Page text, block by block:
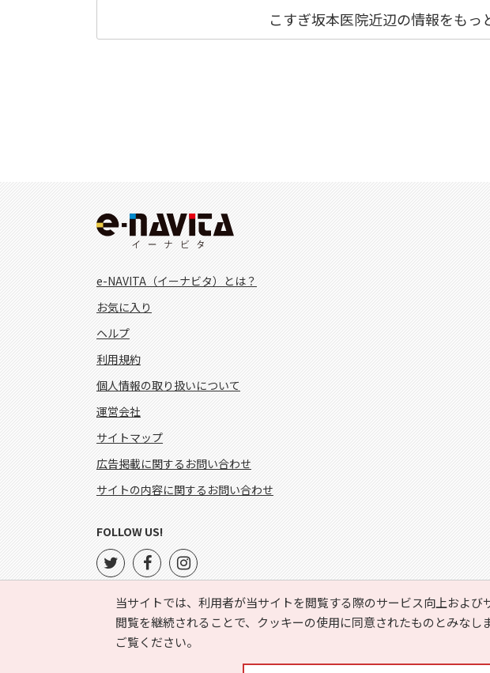
こすぎ坂本医院近辺の情報をもっ
当サイトでは、利用者が当サイトを閲覧する際のサービス向上およ
閲覧を継続されることで、クッキーの使用に同意されたものとみなし
ご覧ください。
e-NAVITA（イーナビタ）とは？
お気に入り
ヘルプ
利用規約
個人情報の取り扱いについて
運営会社
サイトマップ
広告掲載に関するお問い合わせ
サイトの内容に関するお問い合わせ
FOLLOW US!
Copyright ©